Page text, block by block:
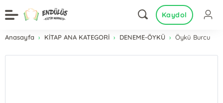
Kaydol
Anasayfa KİTAP ANA KATEGORİ DENEME-ÖYKÜ Öykü Burcu